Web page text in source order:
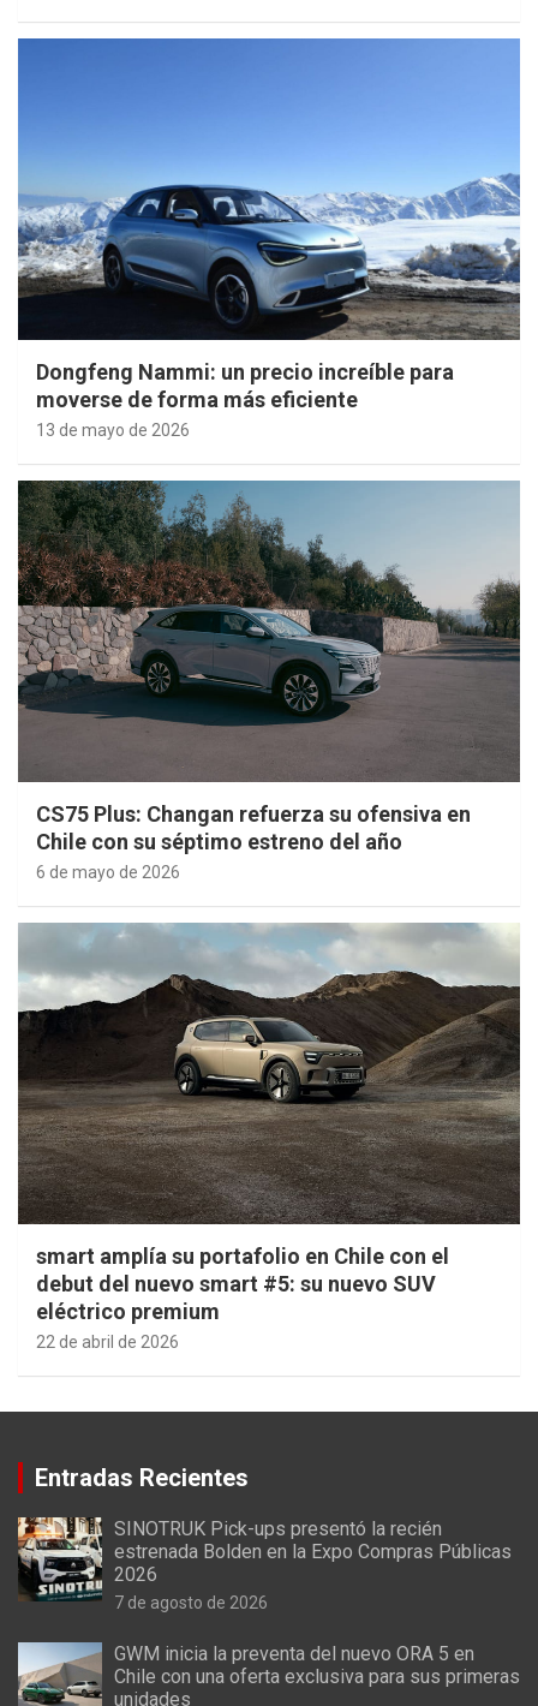
Dongfeng Nammi: un precio increíble para
moverse de forma más eficiente
13 de mayo de 2026
CS75 Plus: Changan refuerza su ofensiva en
Chile con su séptimo estreno del año
6 de mayo de 2026
smart amplía su portafolio en Chile con el
debut del nuevo smart #5: su nuevo SUV
eléctrico premium
22 de abril de 2026
Entradas Recientes
SINOTRUK Pick-ups presentó la recién
estrenada Bolden en la Expo Compras Públicas
2026
7 de agosto de 2026
GWM inicia la preventa del nuevo ORA 5 en
Chile con una oferta exclusiva para sus primeras
unidades